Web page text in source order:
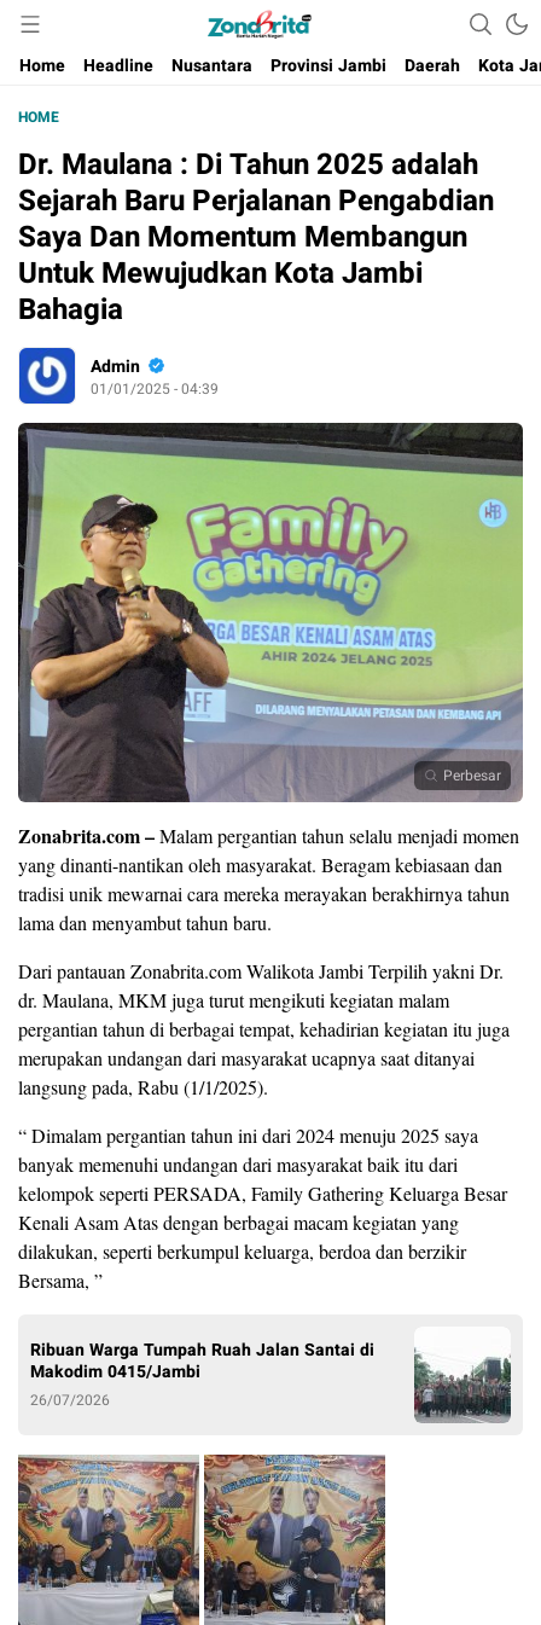
Berita Harian Negeri
Home
Headline Nusantara Provinsi Jambi Daerah Kota
HOME
Dr. Maulana : Di Tahun 2025 adalah
Sejarah Baru Perjalanan Pengabdian
Saya Dan Momentum Membangun
Untuk Mewujudkan Kota Jambi
Bahagia
Admin
01/01/2025 - 04:39
Perbesar
Zonabrita.com –Malam pergantian tahun selalu menjadi momen
yang dinanti-nantikan oleh masyarakat. Beragam kebiasaan dan
tradisi unik mewarnai cara mereka merayakan berakhirnya tahun
lama dan menyambut tahun baru.
Dari pantauan Zonabrita.com Walikota Jambi Terpilih yakni Dr.
dr. Maulana, MKM juga turut mengikuti kegiatan malam
pergantian tahun di berbagai tempat, kehadirian kegiatan itu juga
merupakan undangan dari masyarakat ucapnya saat ditanyai
langsung pada, Rabu (1/1/2025).
“ Dimalam pergantian tahun ini dari 2024 menuju 2025 saya
banyak memenuhi undangan dari masyarakat baik itu dari
kelompok seperti PERSADA, Family Gathering Keluarga Besar
Kenali Asam Atas dengan berbagai macam kegiatan yang
dilakukan, seperti berkumpul keluarga, berdoa dan berzikir
Bersama, ”
Ribuan Warga Tumpah Ruah Jalan Santai di
Makodim 0415/Jambi
26/07/2026